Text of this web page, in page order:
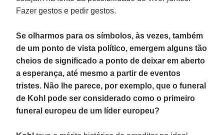
Fazer gestos e pedir gestos.
Se olharmos para os símbolos, às vezes, também
de um ponto de vista político, emergem alguns tão
cheios de significado a ponto de deixar em aberto
a esperança, até mesmo a partir de eventos
tristes. Não lhe parece, por exemplo, que o funeral
de Kohl pode ser considerado como o primeiro
funeral europeu de um líder europeu?